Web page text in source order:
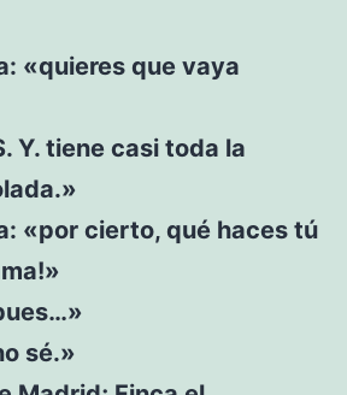
«quieres que vaya
Y. tiene casi toda la
«por cierto, qué haces tú
sé.»